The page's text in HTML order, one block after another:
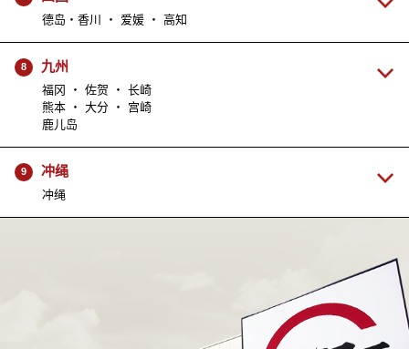
德岛・香川 ・ 爱媛 ・ 高知
8 九州
福冈 ・ 佐贺 ・ 长崎
熊本 ・ 大分 ・ 宫崎
鹿儿岛
9 冲绳
冲绳